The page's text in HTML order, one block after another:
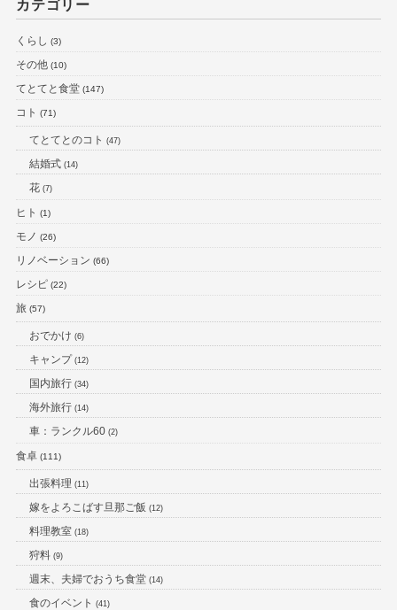
カテゴリー
くらし (3)
その他(10)
てとてと食堂(147)
コト (71)
てとてとのコト (47)
結婚式(14)
花(7)
ヒト (1)
モノ (26)
リノベーション (66)
レシピ(22)
旅 (57)
おでかけ (6)
キャンプ (12)
国内旅行(34)
海外旅行(14)
車：ランクル60(2)
食卓(111)
出張料理 (11)
嫁をよろこばす旦那ご飯 (12)
料理教室 (18)
狩料(9)
週末、夫婦でおうち食堂(14)
食のイベント (41)